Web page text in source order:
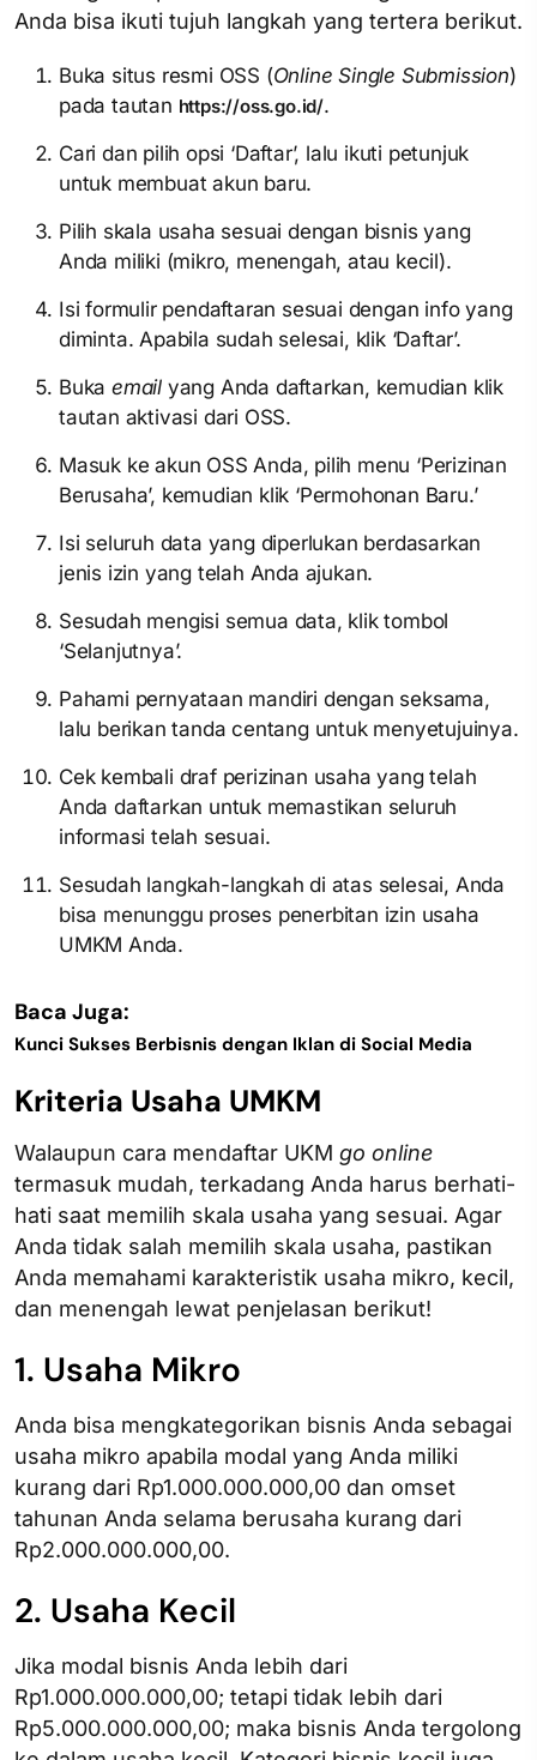
Anda bisa ikuti tujuh langkah yang tertera berikut.
Buka situs resmi OSS (Online Single Submission)
pada tautan https://oss.go.id/.
Cari dan pilih opsi ‘Daftar’, lalu ikuti petunjuk
untuk membuat akun baru.
Pilih skala usaha sesuai dengan bisnis yang
Anda miliki (mikro, menengah, atau kecil).
Isi formulir pendaftaran sesuai dengan info yang
diminta. Apabila sudah selesai, klik ‘Daftar’.
Buka email yang Anda daftarkan, kemudian klik
tautan aktivasi dari OSS.
Masuk ke akun OSS Anda, pilih menu ‘Perizinan
Berusaha’, kemudian klik ‘Permohonan Baru.’
Isi seluruh data yang diperlukan berdasarkan
jenis izin yang telah Anda ajukan.
Sesudah mengisi semua data, klik tombol
‘Selanjutnya’.
Pahami pernyataan mandiri dengan seksama,
lalu berikan tanda centang untuk menyetujuinya.
Cek kembali draf perizinan usaha yang telah
Anda daftarkan untuk memastikan seluruh
informasi telah sesuai.
Sesudah langkah-langkah di atas selesai, Anda
bisa menunggu proses penerbitan izin usaha
UMKM Anda.
Baca Juga:
Kunci Sukses Berbisnis dengan Iklan di Social Media
Kriteria Usaha UMKM
Walaupun cara mendaftar UKM go online
termasuk mudah, terkadang Anda harus berhati-
hati saat memilih skala usaha yang sesuai. Agar
Anda tidak salah memilih skala usaha, pastikan
Anda memahami karakteristik usaha mikro, kecil,
dan menengah lewat penjelasan berikut!
1. Usaha Mikro
Anda bisa mengkategorikan bisnis Anda sebagai
usaha mikro apabila modal yang Anda miliki
kurang dari Rp1.000.000.000,00 dan omset
tahunan Anda selama berusaha kurang dari
Rp2.000.000.000,00.
2. Usaha Kecil
Jika modal bisnis Anda lebih dari
Rp1.000.000.000,00; tetapi tidak lebih dari
Rp5.000.000.000,00; maka bisnis Anda tergolong